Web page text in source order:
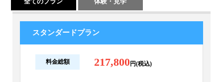
スタンダードプラン
料金総額 217,800円(税込)